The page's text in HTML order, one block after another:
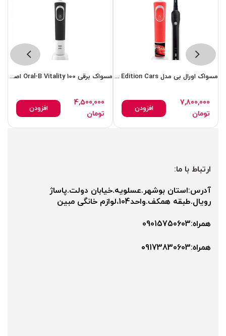
مسواک اورال بی مدل Family Edition Cars بسته 2 عددی
7,800,000
تومان
افزودن
مسواک برقی Oral-B Vitality 100 اصل اورجنال
4,500,000
تومان
افزودن
ارتباط با ما:
آدرس:استان بوشهر.عسلویه.خیابان دولت.پاساژ
رویال.طبقه همکف.واحد104،لوازم خانگی مبین
همراه:09015750603
همراه:۰9173830603